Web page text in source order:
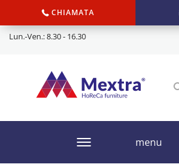
CHIAMATA
Lun.-Ven.: 8.30 - 16.30
menu